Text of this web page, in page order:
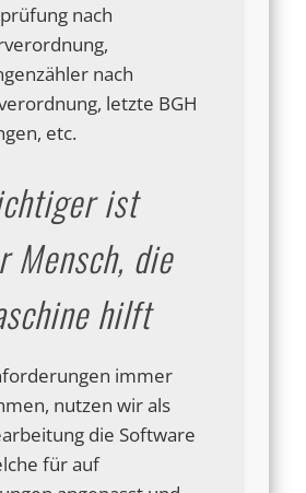
nach
nach
letzte BGH
etc.
ist
Mensch, die
hilft
immer
nutzen wir als
die Software
für auf